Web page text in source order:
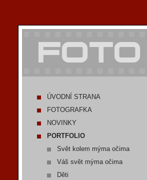
ÚVODNÍ STRANA
FOTOGRAFKA
NOVINKY
PORTFOLIO
Svět kolem mýma očima
Váš svět mýma očima
Děti